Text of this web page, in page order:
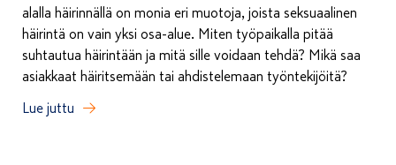
alalla häirinnällä on monia eri muotoja, joista seksuaalinen
häirintä on vain yksi osa-alue. Miten työpaikalla pitää
suhtautua häirintään ja mitä sille voidaan tehdä? Mikä saa
asiakkaat häiritsemään tai ahdistelemaan työntekijöitä?
Lue juttu